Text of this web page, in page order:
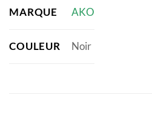
MARQUE AKO
COULEUR Noir